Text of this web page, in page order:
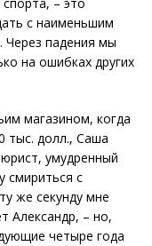
с наименьшим
Через падения мы
на ошибках других
магазином, когда
тыс. долл., Саша
умудренный
смириться с
же секунду мне
Александр, – но,
четыре года